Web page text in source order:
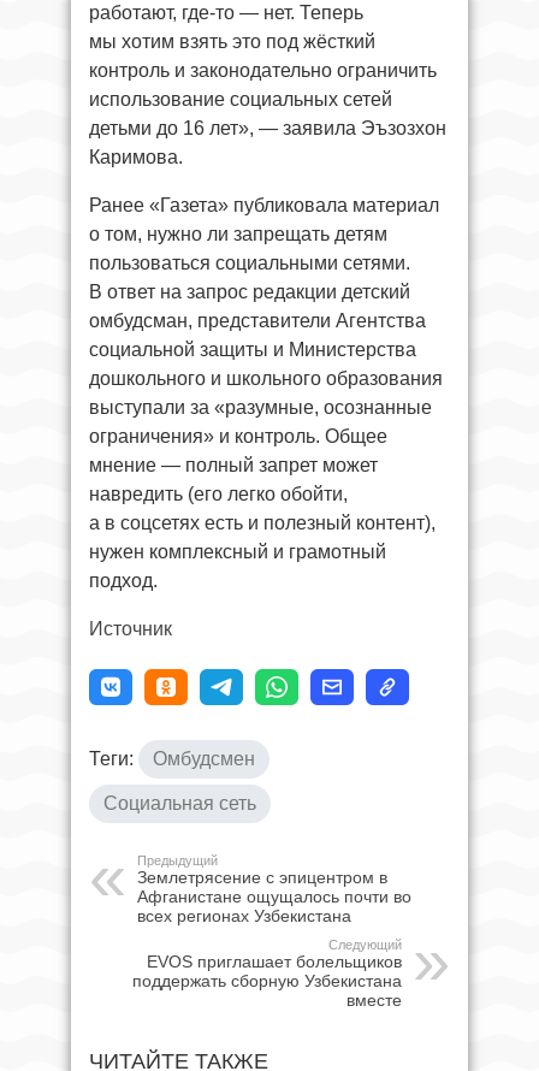
работают, где-то — нет. Теперь
мы хотим взять это под жёсткий
контроль и законодательно ограничить
использование социальных сетей
детьми до 16 лет», — заявила Эъзозхон
Каримова.
Ранее «Газета» публиковала материал
о том, нужно ли запрещать детям
пользоваться социальными сетями.
В ответ на запрос редакции детский
омбудсман, представители Агентства
социальной защиты и Министерства
дошкольного и школьного образования
выступали за «разумные, осознанные
ограничения» и контроль. Общее
мнение — полный запрет может
навредить (его легко обойти,
а в соцсетях есть и полезный контент),
нужен комплексный и грамотный
подход.
Источник
Теги: Омбудсмен
Социальная сеть
Предыдущий
Землетрясение с эпицентром в
Афганистане ощущалось почти во
всех регионах Узбекистана
Следующий
EVOS приглашает болельщиков
поддержать сборную Узбекистана
вместе
ЧИТАЙТЕ ТАКЖЕ